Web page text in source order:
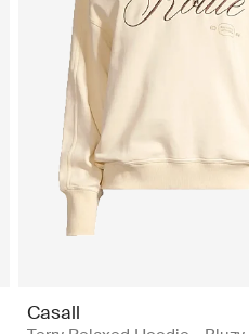
Casall